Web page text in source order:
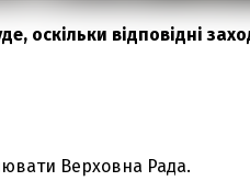
оскільки відповідні
Верховна Рада.